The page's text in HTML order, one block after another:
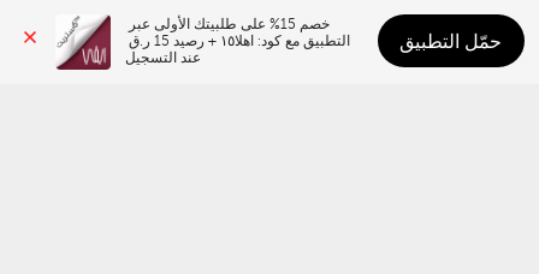
عند التسجيل
حمّل التطبيق